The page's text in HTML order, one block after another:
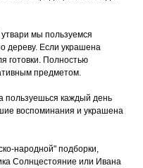
мы пользуемся
дереву. Если украшена
готовки. Полностью
предметом.
пользуешься каждый день
воспоминания и украшена
народной" подборки,
Солнцестояние или Ивана